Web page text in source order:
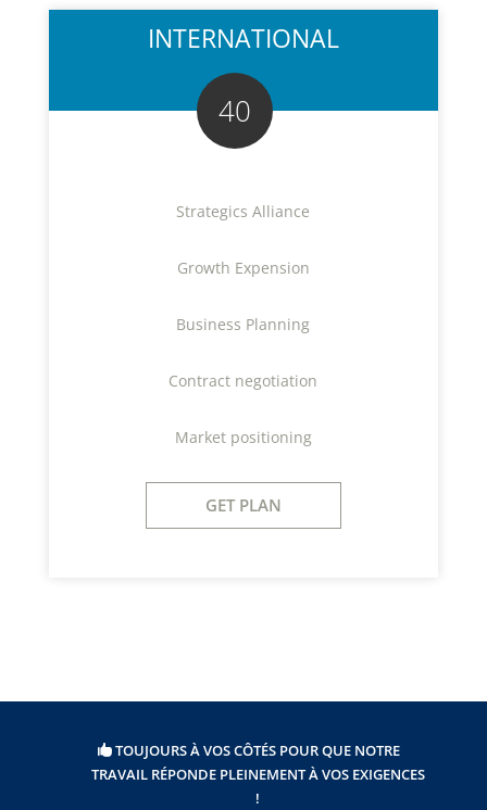
INTERNATIONAL
40
Strategics Alliance
Growth Expension
Business Planning
Contract negotiation
Market positioning
GET PLAN
TOUJOURS À VOS CÔTÉS POUR QUE NOTRE
TRAVAIL RÉPONDE PLEINEMENT À VOS EXIGENCES
!